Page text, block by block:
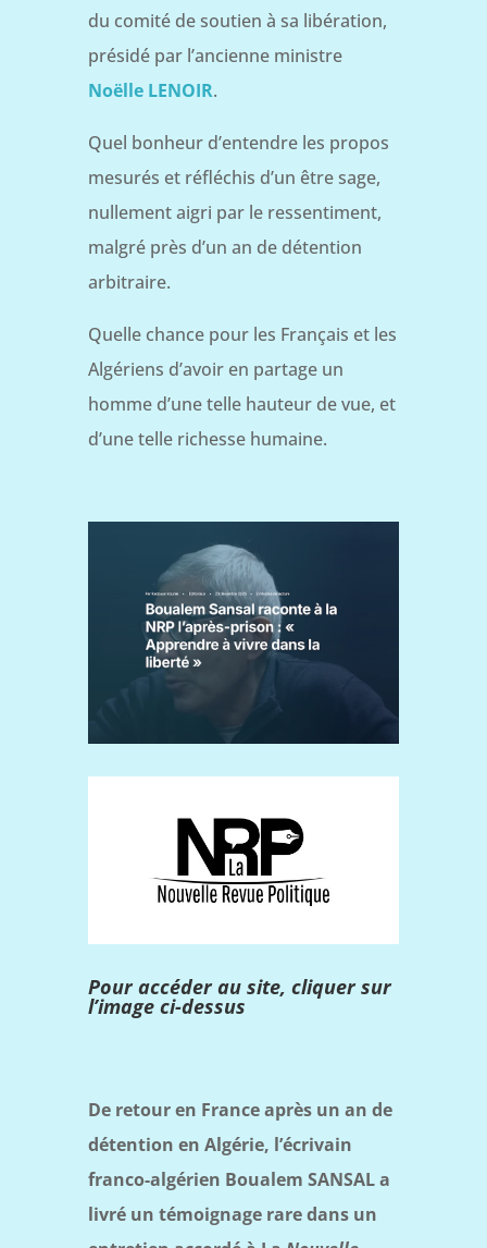
du comité de soutien à sa libération,
présidé par l’ancienne ministre
Noëlle LENOIR.
Quel bonheur d’entendre les propos
mesurés et réfléchis d’un être sage,
nullement aigri par le ressentiment,
malgré près d’un an de détention
arbitraire.
Quelle chance pour les Français et les
Algériens d’avoir en partage un
homme d’une telle hauteur de vue, et
d’une telle richesse humaine.
Pour accéder au site, cliquer sur
l’image ci-dessus
De retour en France après un an de
détention en Algérie, l’écrivain
franco-algérien Boualem SANSAL a
livré un témoignage rare dans un